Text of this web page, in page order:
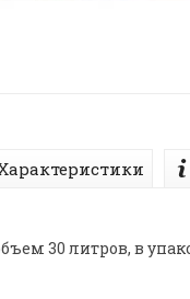
30 литров, в